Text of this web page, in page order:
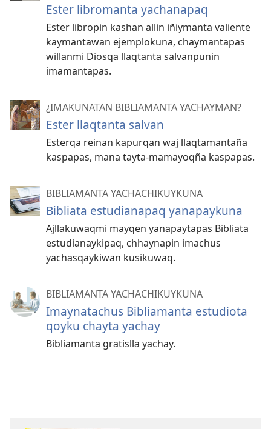
Ester libromanta yachanapaq
Ester libropin kashan allin iñiymanta valiente
kaymantawan ejemplokuna, chaymantapas
willanmi Diosqa llaqtanta salvanpunin
imamantapas.
¿IMAKUNATAN BIBLIAMANTA YACHAYMAN?
Ester llaqtanta salvan
Esterqa reinan kapurqan waj llaqtamantaña
kaspapas, mana tayta-mamayoqña kaspapas.
BIBLIAMANTA YACHACHIKUYKUNA
Bibliata estudianapaq yanapaykuna
Ajllakuwaqmi mayqen yanapaytapas Bibliata
estudianaykipaq, chhaynapin imachus
yachasqaykiwan kusikuwaq.
BIBLIAMANTA YACHACHIKUYKUNA
Imaynatachus Bibliamanta estudiota
qoyku chayta yachay
Bibliamanta gratislla yachay.